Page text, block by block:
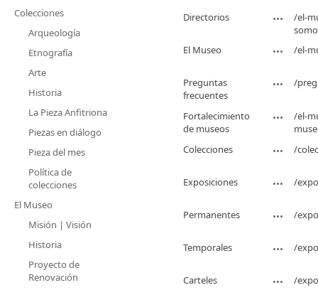
Colecciones
Arqueología
Etnografía
Arte
Historia
La Pieza Anfitriona
Piezas en diálogo
Pieza del mes
Política de
colecciones
El Museo
Misión | Visión
Historia
Proyecto de
Renovación
Directorios
/el-
El Museo
/el-
Preguntas
frecuentes
/
Fortalecimiento
de museos
/el-
Colecciones
/
Exposiciones /
Permanentes /
Temporales /
Carteles /